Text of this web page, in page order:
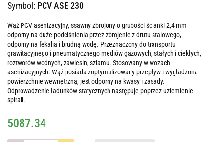
Symbol: PCV ASE 230
Wąż PCV asenizacyjny, ssawny zbrojony o grubości ścianki 2,4 mm
odporny na duże podciśnienia przez zbrojenie z drutu stalowego,
odporny na fekalia i brudną wodę. Przeznaczony do transportu
grawitacyjnego i pneumatycznego mediów gazowych, stałych i ciekłych,
roztworów wodnych, zawiesin, szlamu. Stosowany w wozach
asenizacyjnych. Wąż posiada zoptymalizowany przepływ i wygładzoną
powierzchnie wewnętrzną, jest odporny na kwasy i zasady.
Odprowadzenie ładunków statycznych następuje poprzez uziemienie
spirali.
5087.34